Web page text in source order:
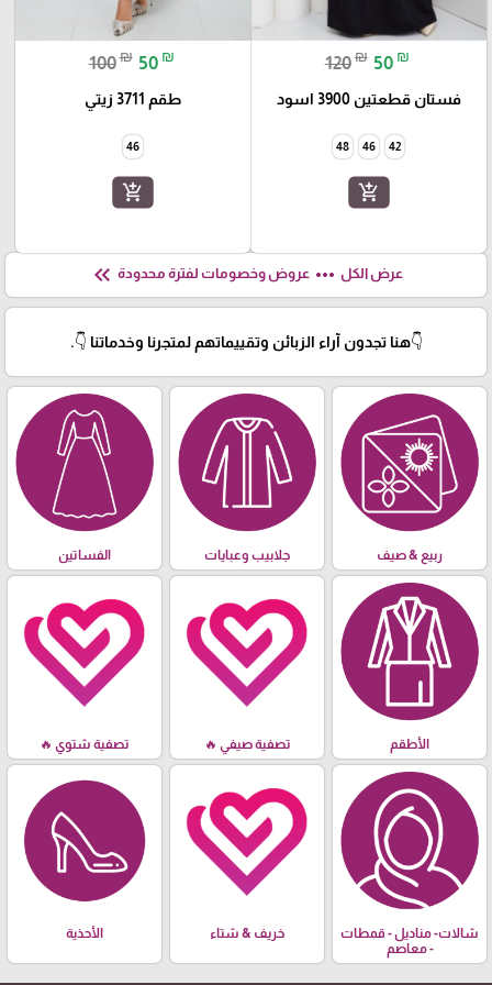
120₪ 50 ₪
فستان قطعتين 3900 اسود
42
46
48
add_shopping_cart
100₪ 50 ₪
طقم 3711 زيتي
46
add_shopping_cart
عرض الكل more_horiz عروض وخصومات لفترة محدودة keyboard_double_arrow_left
👇هنا تجدون آراء الزبائن وتقييماتهم لمتجرنا وخدماتنا 👇.
ربيع & صيف جلابيب وعبايات الفساتين
الأطقم تصفية صيفي 🔥 تصفية شتوي 🔥
شالات- مناديل - قمطات
- معاصم
خريف & شتاء الأحذية